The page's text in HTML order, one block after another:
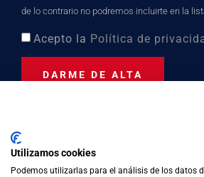
de lo contrario no podremos incluirte en la
Acepto la Política de
DARME DE ALTA
Distinción
Utilizamos cookies
Podemos utilizarlas para el análisis de los datos